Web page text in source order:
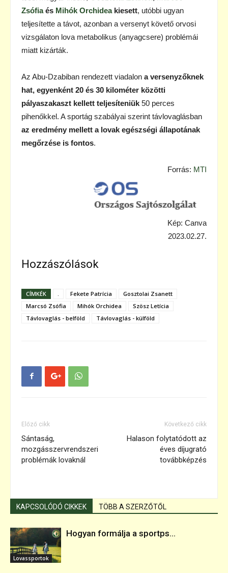
Zsófiaés Mihók Orchideakiesett, utóbbi ugyan
teljesítette a távot, azonban a versenyt követő orvosi
vizsgálaton lova metabolikus (anyagcsere) problémái
miatt kizárták.
Az Abu-Dzabiban rendezett viadalon a versenyzőknek
hat, egyenként 20 és 30 kilométer közötti
pályaszakaszt kellett teljesíteniük 50 perces
pihenőkkel. A sportág szabályai szerint távlovaglásban
az eredmény mellett a lovak egészségi állapotának
megőrzése is fontos.
Forrás: MTI
Kép: Canva
2023.02.27.
Hozzászólások
CÍMKÉK Fekete Patrícia
Gosztolai Zsanett
Marcsó Zsófia
Mihók Orchidea
Szösz Letícia
Távlovaglás - belföld
Távlovaglás - külföld
Előző cikk
Sántaság,
mozgásszervrendszeri
problémák lovaknál
Következő cikk
Halason folytatódott az
éves díjugrató
továbbképzés
KAPCSOLÓDÓ CIKKEK TÖBB A SZERZŐTŐL
Lovassportok
Hogyan formálja a sportps...